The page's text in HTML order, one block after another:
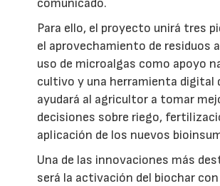
Para ello, el proyecto unirá tres
el aprovechamiento de residuos
uso de microalgas como apoyo
cultivo y una herramienta digital
ayudará al agricultor a tomar
decisiones sobre riego,
aplicación de los nuevos
Una de las innovaciones más
será la activación del biochar con